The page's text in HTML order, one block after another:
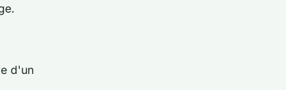
d'un